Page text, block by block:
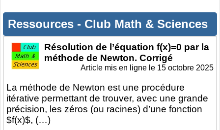
Ressources - Club Math & Sciences
Résolution de l’équation f(x)=0 par la
méthode de Newton. Corrigé
La méthode de Newton est une procédure
itérative permettant de trouver, avec une grande
précision, les zéros (ou racines) d’une fonction
$f(x)$, (…)
Article mis en ligne le 15 octobre 2025